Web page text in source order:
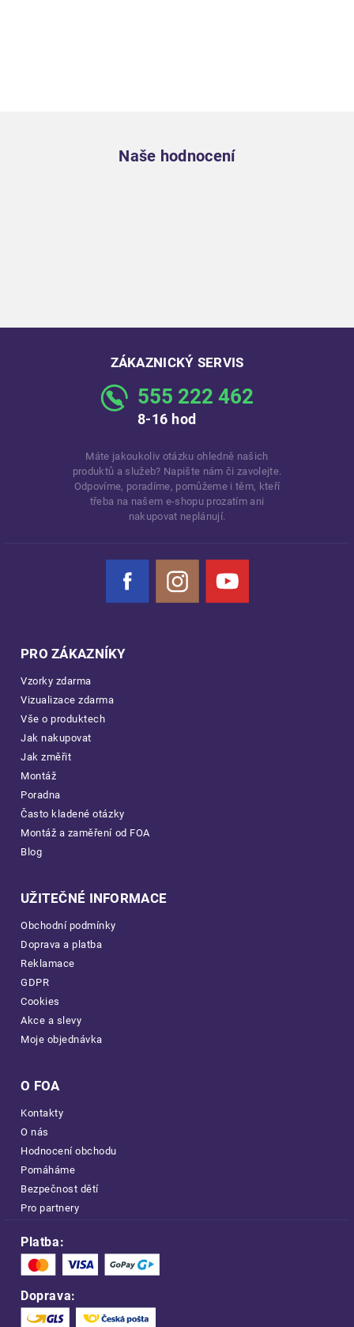
Naše hodnocení
ZÁKAZNICKÝ SERVIS
555 222 462
8-16 hod
Máte jakoukoliv otázku ohledně našich
produktů a služeb? Napište nám či zavolejte.
Odpovíme, poradíme, pomůžeme i těm, kteří
třeba na našem e-shopu prozatím ani
nakupovat neplánují.
Facebook Instagram YouTube
PRO ZÁKAZNÍKY
Vzorky zdarma
Vizualizace zdarma
Vše o produktech
Jak nakupovat
Jak změřit
Montáž
Poradna
Často kladené otázky
Montáž a zaměření od FOA
Blog
UŽITEČNÉ INFORMACE
Obchodní podmínky
Doprava a platba
Reklamace
GDPR
Cookies
Akce a slevy
Moje objednávka
O FOA
Kontakty
O nás
Hodnocení obchodu
Pomáháme
Bezpečnost dětí
Pro partnery
Platba:
Doprava: